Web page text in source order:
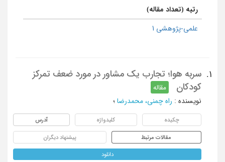
رتبه (تعداد مقاله)
علمی-پژوهشی 1
1.
سربه هوا؛ تجارب یک مشاور در مورد ضعف تمرکز
کودکان
مقاله
نویسنده : راه چمنی، محمدرضا ؛
چکیده کلیدواژه آدرس
مقالات مرتبط پیشنهاد دیگران
دانلود